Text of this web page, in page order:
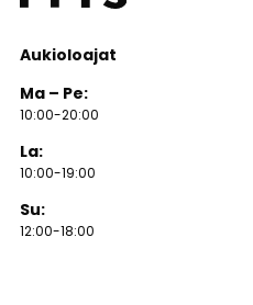
Aukioloajat
Ma – Pe:
10:00-20:00
La:
10:00-19:00
Su:
12:00-18:00